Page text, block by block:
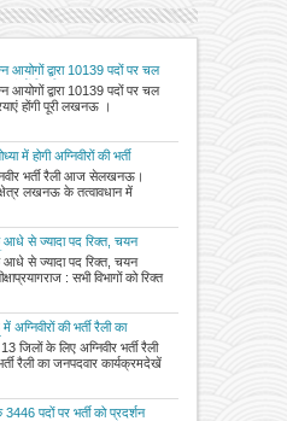
आयोगों द्वारा 10139 पदों पर चल
होंगी पूरी
आयोगों द्वारा 10139 पदों पर चल
होंगी पूरी लखनऊ ।
में होगी अग्निवीरों की भर्ती
भर्ती रैली आज सेलखनऊ।
क्षेत्र लखनऊ के तत्वावधान में
के आधे से ज्यादा पद रिक्त, चयन
के आधे से ज्यादा पद रिक्त, चयन
: सभी विभागों को रिक्त
की भर्ती रैली का
के लिए अग्निवीर भर्ती रैली
रैली का जनपदवार कार्यक्रमदेखें
पदों पर भर्ती को प्रदर्शन